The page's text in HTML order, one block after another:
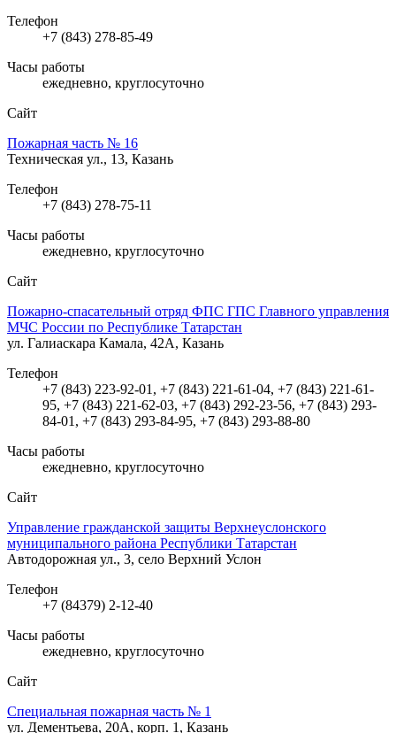
Телефон
+7 (843) 278-85-49
Часы работы
ежедневно, круглосуточно
Сайт
Пожарная часть № 16
Техническая ул., 13, Казань
Телефон
+7 (843) 278-75-11
Часы работы
ежедневно, круглосуточно
Сайт
Пожарно-спасательный отряд ФПС ГПС Главного управления
МЧС России по Республике Татарстан
ул. Галиаскара Камала, 42А, Казань
Телефон
+7 (843) 223-92-01, +7 (843) 221-61-04, +7 (843) 221-61-
95, +7 (843) 221-62-03, +7 (843) 292-23-56, +7 (843) 293-
84-01, +7 (843) 293-84-95, +7 (843) 293-88-80
Часы работы
ежедневно, круглосуточно
Сайт
Управление гражданской защиты Верхнеуслонского
муниципального района Республики Татарстан
Автодорожная ул., 3, село Верхний Услон
Телефон
+7 (84379) 2-12-40
Часы работы
ежедневно, круглосуточно
Сайт
Специальная пожарная часть № 1
ул. Дементьева, 20А, корп. 1, Казань